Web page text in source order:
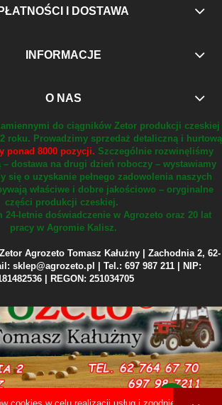
PŁATNOŚCI I DOSTAWA
INFORMACJE
O NAS
do ciągników Zetor produkcji czeskiej
roku. Prowadzimy sprzedaż detaliczną i hurtową
ponad 8000 pozycji. Szczególnie rozwinęliśmy
– dostawa na drugi dzień roboczy – wystawiamy
się o uzyskanie pełnego zadowolenia naszych
właściwe i dobre jakościowo – oryginalne
części produkcji czeskiej.
24-letnie doświadczenie w Agrozeto oraz 20 lat
pracy w Agromie Kalisz.
Agrozeto Tomasz Kałużny | Zachodnia 2, 62-
sklep@agrozeto.pl | Tel.: 697 987 211 | NIP:
| REGON: 251034705